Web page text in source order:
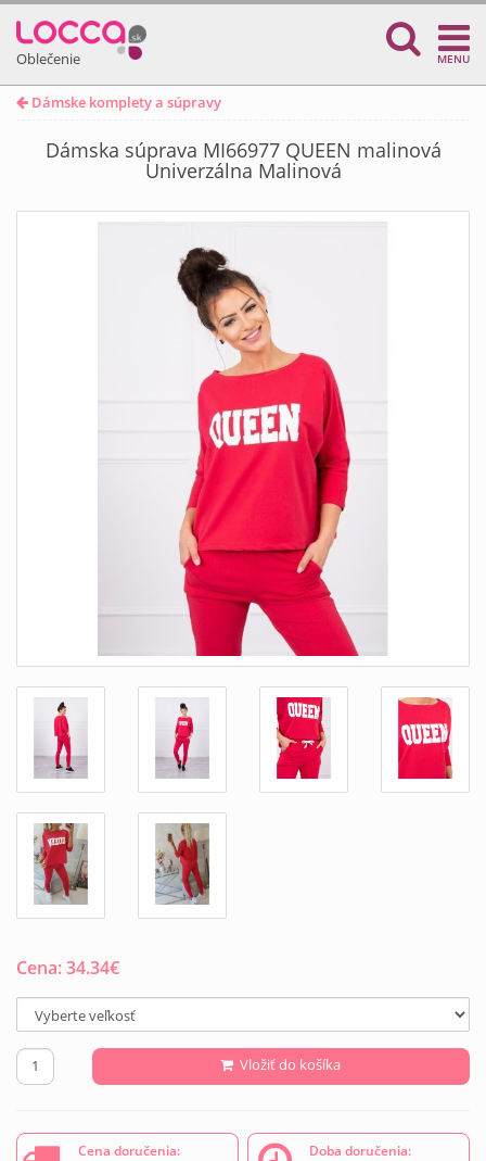
Oblečenie MENU
Dámske komplety a súpravy
Dámska súprava MI66977 QUEEN malinová
Univerzálna Malinová
Cena:34.34€
Vložiť do košíka
Cena doručenia:
Doba doručenia: